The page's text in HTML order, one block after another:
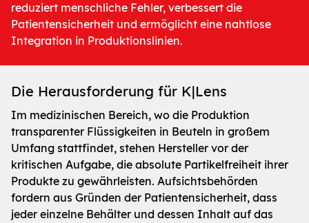
reduziert menschliche Fehler, verbessert die
Patientensicherheit und ermöglicht eine nahtlose
Integration in Produktionslinien.
Die Herausforderung für K|Lens
Im medizinischen Bereich, wo die Produktion
transparenter Flüssigkeiten in Beuteln in großem
Umfang stattfindet, stehen Hersteller vor der
kritischen Aufgabe, die absolute Partikelfreiheit ihrer
Produkte zu gewährleisten. Aufsichtsbehörden
fordern aus Gründen der Patientensicherheit, dass
jeder einzelne Behälter und dessen Inhalt auf das